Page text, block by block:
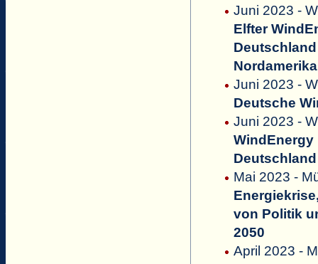
Juni 2023 -
Elfter
Nordamerika
Juni 2023 -
Deutsche
Juni 2023 -
Mai 2023 -
von Politik
2050
April 2023 -